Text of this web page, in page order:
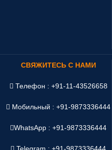
СВЯЖИТЕСЬ С НАМИ
Телефон : +91-11-43526658
Мобильный : +91-9873336444
WhatsApp :+91-9873336444
Telegram : +91-9873336444